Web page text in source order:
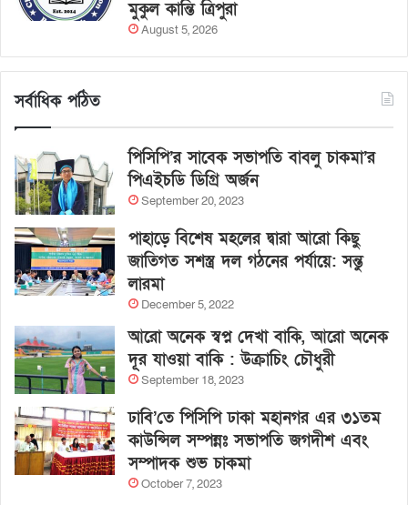
মুকুল কান্তি ত্রিপুরা
August 5, 2026
সর্বাধিক পঠিত
পিসিপি’র সাবেক সভাপতি বাবলু চাকমা’র
পিএইচডি ডিগ্রি অর্জন
September 20, 2023
পাহাড়ে বিশেষ মহলের দ্বারা আরো কিছু
জাতিগত সশস্ত্র দল গঠনের পর্যায়ে: সন্তু
লারমা
December 5, 2022
আরো অনেক স্বপ্ন দেখা বাকি, আরো অনেক
দূর যাওয়া বাকি : উক্রাচিং চৌধুরী
September 18, 2023
ঢাবি’তে পিসিপি ঢাকা মহানগর এর ৩১তম
কাউন্সিল সম্পন্নঃ সভাপতি জগদীশ এবং
সম্পাদক শুভ চাকমা
October 7, 2023